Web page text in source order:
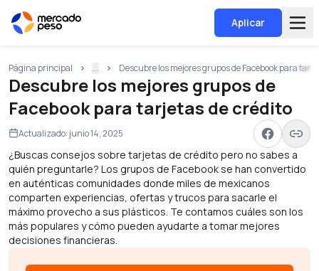
Aplicar
Página principal ... Descubre los mejores grupos de Facebook para
Descubre los mejores grupos de
Facebook para tarjetas de crédito
Actualizado: junio 14, 2025
¿Buscas consejos sobre tarjetas de crédito pero no sabes a
quién preguntarle? Los grupos de Facebook se han convertido
en auténticas comunidades donde miles de mexicanos
comparten experiencias, ofertas y trucos para sacarle el
máximo provecho a sus plásticos. Te contamos cuáles son los
más populares y cómo pueden ayudarte a tomar mejores
decisiones financieras.